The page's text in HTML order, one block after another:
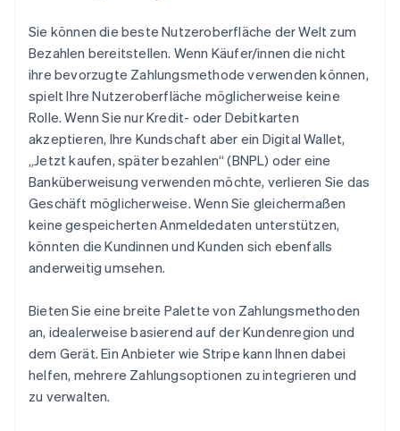
Sie können die beste Nutzeroberfläche der Welt zum
Bezahlen bereitstellen. Wenn Käufer/innen die nicht
ihre bevorzugte Zahlungsmethode verwenden können,
spielt Ihre Nutzeroberfläche möglicherweise keine
Rolle. Wenn Sie nur Kredit- oder Debitkarten
akzeptieren, Ihre Kundschaft aber ein Digital Wallet,
„Jetzt kaufen, später bezahlen“ (BNPL) oder eine
Banküberweisung verwenden möchte, verlieren Sie das
Geschäft möglicherweise. Wenn Sie gleichermaßen
keine gespeicherten Anmeldedaten unterstützen,
könnten die Kundinnen und Kunden sich ebenfalls
anderweitig umsehen.
Bieten Sie eine breite Palette von Zahlungsmethoden
an, idealerweise basierend auf der Kundenregion und
dem Gerät. Ein Anbieter wie Stripe kann Ihnen dabei
helfen, mehrere Zahlungsoptionen zu integrieren und
zu verwalten.